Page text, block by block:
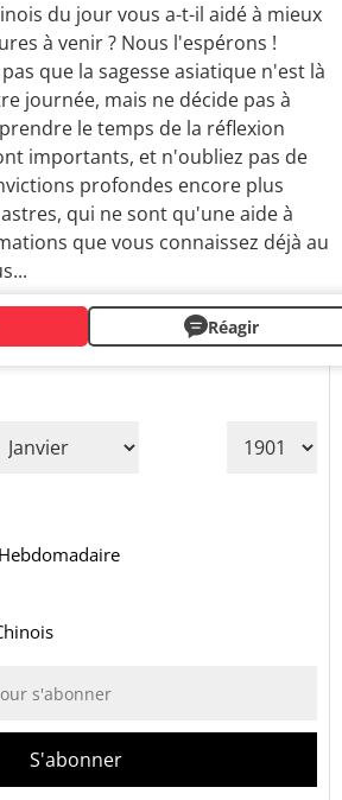
du jour vous a-t-il aidé à mieux
à venir ? Nous l'espérons !
que la sagesse asiatique n'est là
journée, mais ne décide pas à
le temps de la réflexion
importants, et n'oubliez pas de
profondes encore plus
qui ne sont qu'une aide à
que vous connaissez déjà au
Réagir
PAR MAIL
Hebdomadaire